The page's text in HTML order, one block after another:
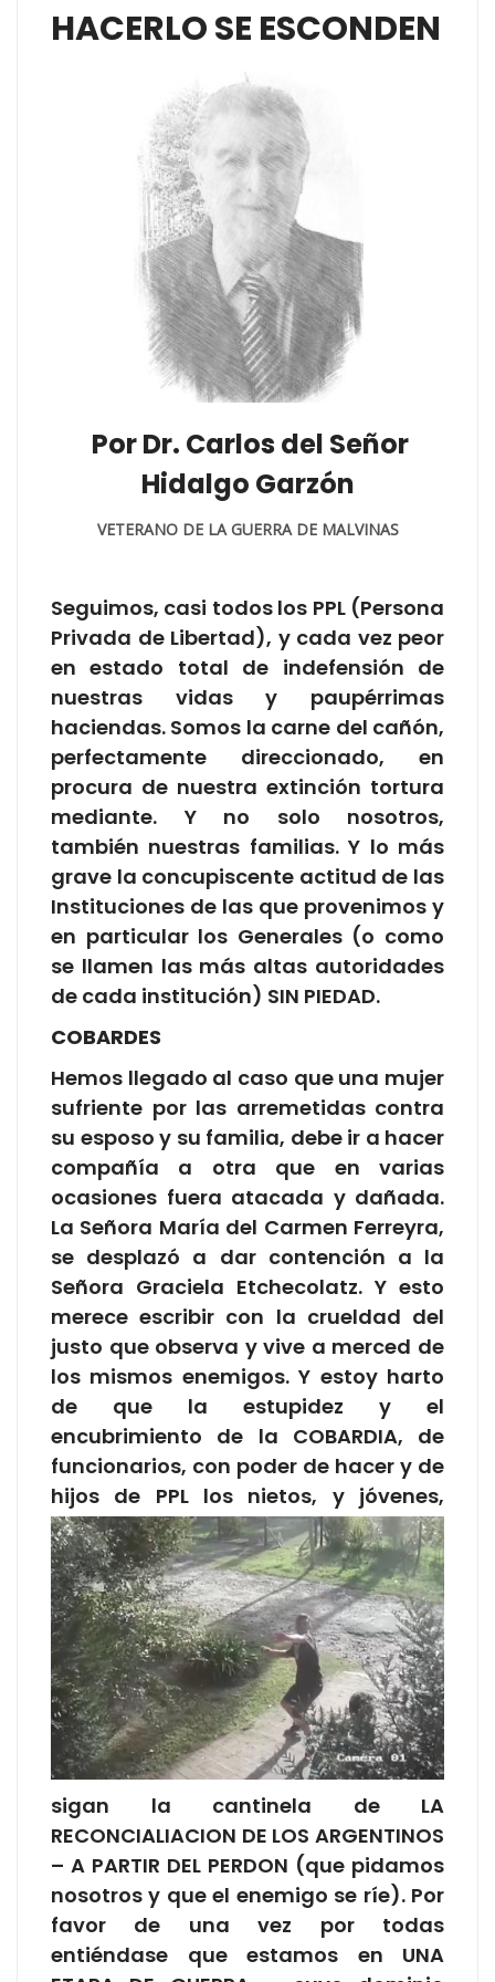
HACERLO SE ESCONDEN
Por Dr. Carlos del Señor
Hidalgo Garzón
VETERANO DE LA GUERRA DE MALVINAS
Seguimos, casi todos los PPL (Persona
Privada de Libertad), y cada vez peor
en estado total de indefensión de
nuestras vidas y paupérrimas
haciendas. Somos la carne del cañón,
perfectamente direccionado, en
procura de nuestra extinción tortura
mediante. Y no solo nosotros,
también nuestras familias. Y lo más
grave la concupiscente actitud de las
Instituciones de las que provenimos y
en particular los Generales (o como
se llamen las más altas autoridades
de cada institución) SIN PIEDAD.
COBARDES
Hemos llegado al caso que una mujer
sufriente por las arremetidas contra
su esposo y su familia, debe ir a hacer
compañía a otra que en varias
ocasiones fuera atacada y dañada.
La Señora María del Carmen Ferreyra,
se desplazó a dar contención a la
Señora Graciela Etchecolatz. Y esto
merece escribir con la crueldad del
justo que observa y vive a merced de
los mismos enemigos. Y estoy harto
de que la estupidez y el
encubrimiento de la COBARDIA, de
funcionarios, con poder de hacer y de
hijos de PPL los nietos, y jóvenes,
sigan la cantinela de LA
RECONCIALIACION DE LOS ARGENTINOS
– A PARTIR DEL PERDON (que pidamos
nosotros y que el enemigo se ríe). Por
favor de una vez por todas
entiéndase que estamos en UNA